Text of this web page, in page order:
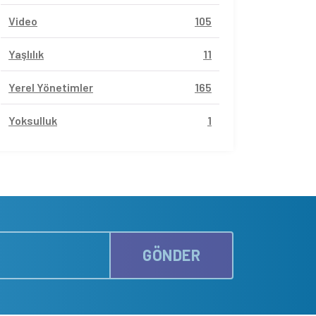
Video 105
Yaşlılık 11
Yerel Yönetimler 165
Yoksulluk 1
GÖNDER